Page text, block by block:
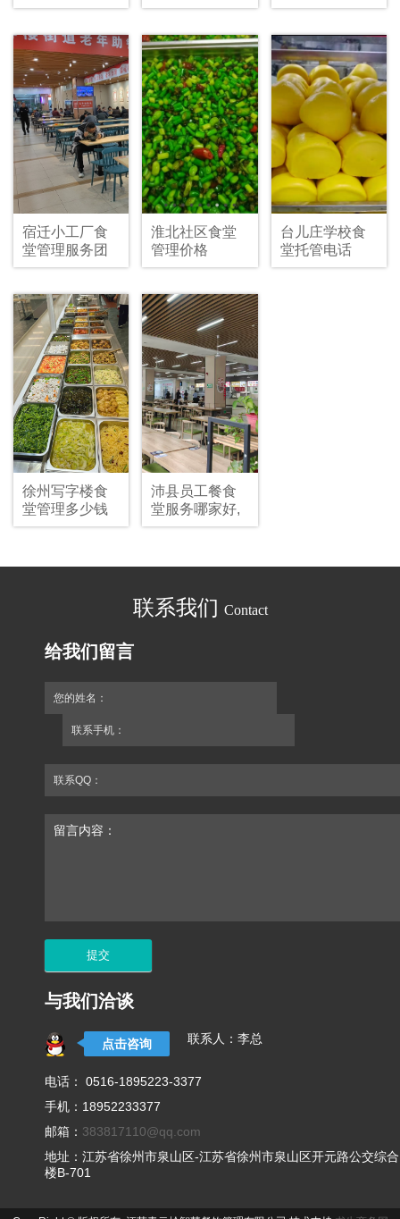
宿迁小工厂食
堂管理服务团
队
淮北社区食堂
管理价格
台儿庄学校食
堂托管电话
徐州写字楼食
堂管理多少钱
沛县员工餐食
堂服务哪家好,
幼儿园食堂服
联系我们 Contact
给我们留言
您的姓名：
联系手机：
联系QQ：
留言内容：
与我们洽谈
点击咨询 联系人：李总
电话： 0516-1895223-3377
手机：18952233377
邮箱： 383817110@qq.com
地址：江苏省徐州市泉山区-江苏省徐州市泉山区开元路公交综合
楼B-701